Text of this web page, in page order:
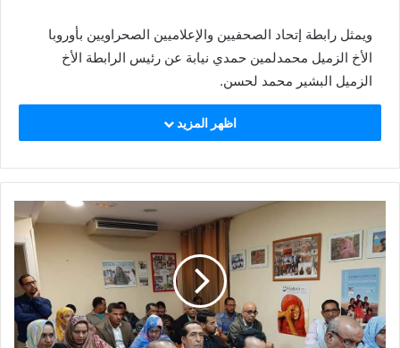
ويمثل رابطة إتحاد الصحفيين والإعلاميين الصحراويين بأوروبا
الأخ الزميل محمدلمين حمدي نيابة عن رئيس الرابطة الأخ
الزميل البشير محمد لحسن.
اظهر المزيد